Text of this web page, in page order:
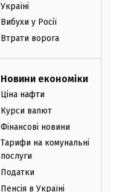
Україні
Вибухи у Росії
Втрати ворога
Новини економіки
Ціна нафти
Курси валют
Фінансові новини
Тарифи на комунальні
послуги
Податки
Пенсія в Україні